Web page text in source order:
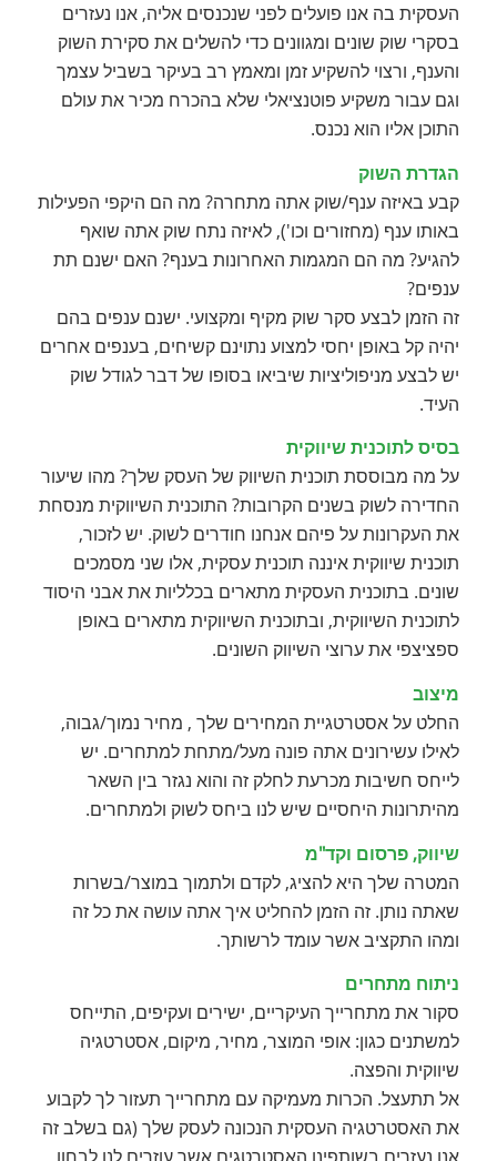
העסקית בה אנו פועלים לפני שנכנסים אליה, אנו נעזרים
בסקרי שוק שונים ומגוונים כדי להשלים את סקירת השוק
והענף, ורצוי להשקיע זמן ומאמץ רב בעיקר בשביל עצמך
וגם עבור משקיע פוטנציאלי שלא בהכרח מכיר את עולם
התוכן אליו הוא נכנס.
הגדרת השוק
קבע באיזה ענף/שוק אתה מתחרה? מה הם היקפי הפעילות
באותו ענף (מחזורים וכו'), לאיזה נתח שוק אתה שואף
להגיע? מה הם המגמות האחרונות בענף? האם ישנם תת
ענפים?
זה הזמן לבצע סקר שוק מקיף ומקצועי. ישנם ענפים בהם
יהיה קל באופן יחסי למצוע נתוינם קשיחים, בענפים אחרים
יש לבצע מניפוליציות שיביאו בסופו של דבר לגודל שוק
העיד.
בסיס לתוכנית שיווקית
על מה מבוססת תוכנית השיווק של העסק שלך? מהו שיעור
החדירה לשוק בשנים הקרובות? התוכנית השיווקית מנסחת
את העקרונות על פיהם אנחנו חודרים לשוק. יש לזכור,
תוכנית שיווקית איננה תוכנית עסקית, אלו שני מסמכים
שונים. בתוכנית העסקית מתארים בכלליות את אבני היסוד
לתוכנית השיווקית, ובתוכנית השיווקית מתארים באופן
ספציצפי את ערוצי השיווק השונים.
מיצוב
החלט על אסטרטגיית המחירים שלך , מחיר נמוך/גבוה,
לאילו עשירונים אתה פונה מעל/מתחת למתחרים. יש
לייחס חשיבות מכרעת לחלק זה והוא נגזר בין השאר
מהיתרונות היחסיים שיש לנו ביחס לשוק ולמתחרים.
שיווק, פרסום וקד"מ
המטרה שלך היא להציג, לקדם ולתמוך במוצר/בשרות
שאתה נותן. זה הזמן להחליט איך אתה עושה את כל זה
ומהו התקציב אשר עומד לרשותך.
ניתוח מתחרים
סקור את מתחרייך העיקריים, ישירים ועקיפים, התייחס
למשתנים כגון: אופי המוצר, מחיר, מיקום, אסטרטגיה
שיווקית והפצה.
אל תתעצל. הכרות מעמיקה עם מתחרייך תעזור לך לקבוע
את האסטרטגיה העסקית הנכונה לעסק שלך (גם בשלב זה